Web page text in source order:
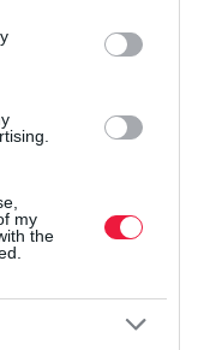
my
the